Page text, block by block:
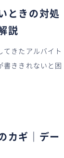
ときの対処
説
てきたアルバイト
書ききれないと困
カギ｜デー